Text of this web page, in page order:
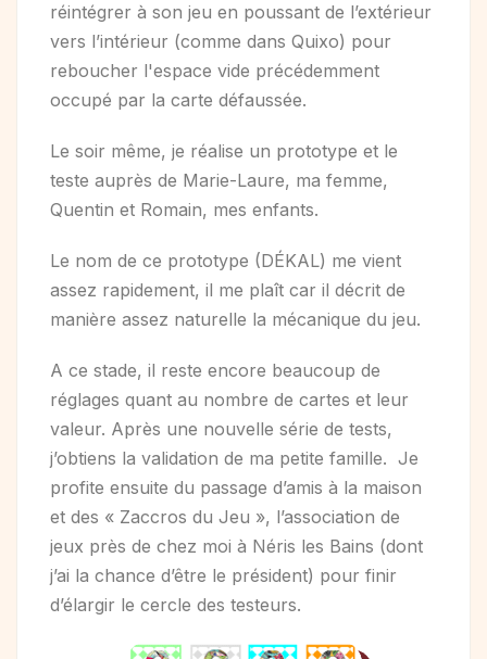
réintégrer à son jeu en poussant de l’extérieur
vers l’intérieur (comme dans Quixo) pour
reboucher l'espace vide précédemment
occupé par la carte défaussée.
Le soir même, je réalise un prototype et le
teste auprès de Marie-Laure, ma femme,
Quentin et Romain, mes enfants.
Le nom de ce prototype (DÉKAL) me vient
assez rapidement, il me plaît car il décrit de
manière assez naturelle la mécanique du jeu.
A ce stade, il reste encore beaucoup de
réglages quant au nombre de cartes et leur
valeur. Après une nouvelle série de tests,
j’obtiens la validation de ma petite famille. Je
profite ensuite du passage d’amis à la maison
et des « Zaccros du Jeu », l’association de
jeux près de chez moi à Néris les Bains (dont
j’ai la chance d’être le président) pour finir
d’élargir le cercle des testeurs.